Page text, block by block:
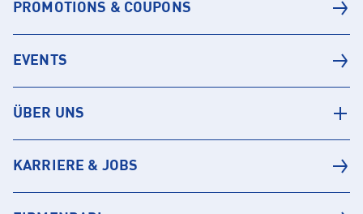
PROMOTIONS & COUPONS
EVENTS
ÜBER UNS
KARRIERE & JOBS